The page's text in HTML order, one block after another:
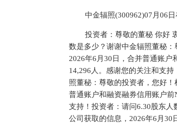
中金辐照(300962)07月06
投资者：尊敬的董秘 你好
数是多少？谢谢中金辐照董秘
2026年6月30日，合并普通账
14,296人。感谢您的关注和支
照董秘：尊敬的投资者，您好
普通账户和融资融券信用账户
支持！投资者：请问6.30股东
公司获取的信息，2026年6月